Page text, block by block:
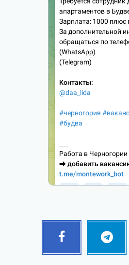
Facebook Telegram
Follow